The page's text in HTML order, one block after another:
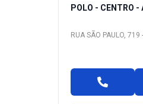
POLO - CENTRO
RUA SÃO PAULO, 719